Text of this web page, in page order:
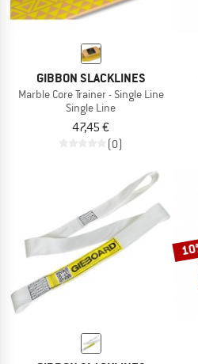
GIBBON SLACKLINES
Marble Core Trainer - Single Line
Single Line
47,45 €
(0)